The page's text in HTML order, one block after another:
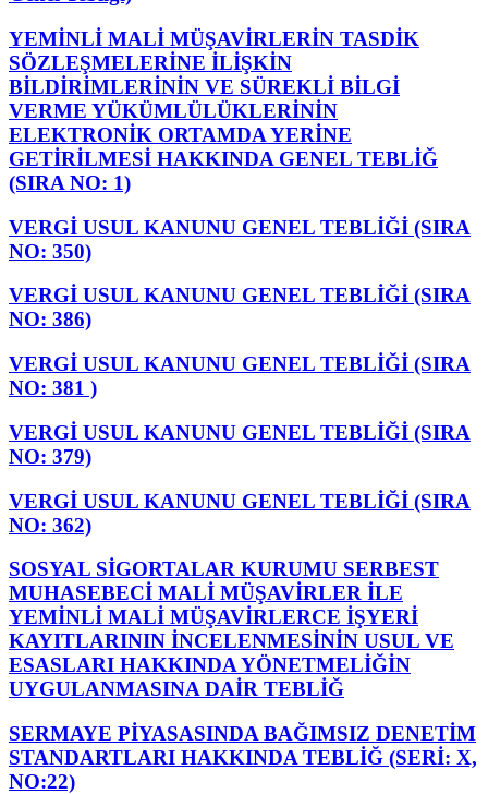
YEMİNLİ MALİ MÜŞAVİRLERİN TASDİK
SÖZLEŞMELERİNE İLİŞKİN
BİLDİRİMLERİNİN VE SÜREKLİ BİLGİ
VERME YÜKÜMLÜLÜKLERİNİN
ELEKTRONİK ORTAMDA YERİNE
GETİRİLMESİ HAKKINDA GENEL TEBLİĞ
(SIRA NO: 1)
VERGİ USUL KANUNU GENEL TEBLİĞİ (SIRA
NO: 350)
VERGİ USUL KANUNU GENEL TEBLİĞİ (SIRA
NO: 386)
VERGİ USUL KANUNU GENEL TEBLİĞİ (SIRA
NO: 381 )
VERGİ USUL KANUNU GENEL TEBLİĞİ (SIRA
NO: 379)
VERGİ USUL KANUNU GENEL TEBLİĞİ (SIRA
NO: 362)
SOSYAL SİGORTALAR KURUMU SERBEST
MUHASEBECİ MALİ MÜŞAVİRLER İLE
YEMİNLİ MALİ MÜŞAVİRLERCE İŞYERİ
KAYITLARININ İNCELENMESİNİN USUL VE
ESASLARI HAKKINDA YÖNETMELİĞİN
UYGULANMASINA DAİR TEBLİĞ
SERMAYE PİYASASINDA BAĞIMSIZ DENETİM
STANDARTLARI HAKKINDA TEBLİĞ (SERİ: X,
NO:22)